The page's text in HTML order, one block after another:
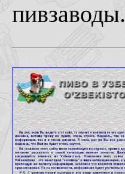
пивзаводы.